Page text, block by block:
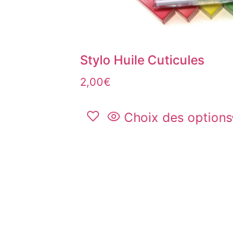
Stylo Huile Cuticules
2,00€
Choix des options